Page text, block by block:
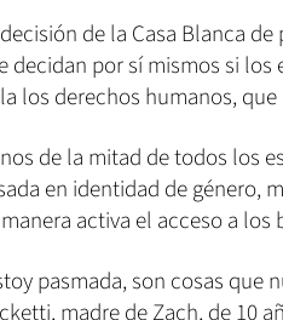
de la Casa Blanca
decidan por sí mismos si
los derechos humanos,
de la mitad de todos los
en identidad de género,
activa el acceso a
pasmada, son cosas que